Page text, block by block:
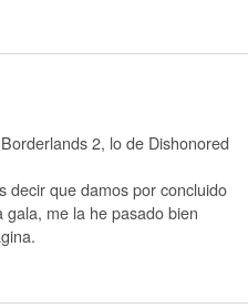
2, lo de Dishonored
decir que damos por concluido
me la he pasado bien